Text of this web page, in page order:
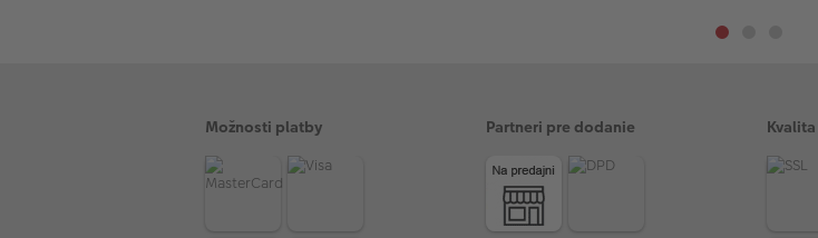
Možnosti platby Partneri pre dodanie